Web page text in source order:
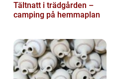
Tältnatt i trädgården –
camping på hemmaplan